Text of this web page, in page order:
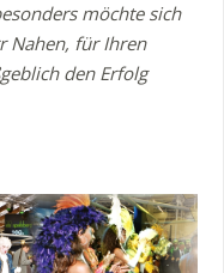
möchte sich
Nahen, für Ihren
den Erfolg